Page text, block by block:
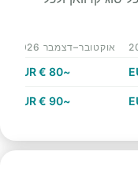
אוקטובר–דצמבר 2026
~80 € EUR
~90 € EUR